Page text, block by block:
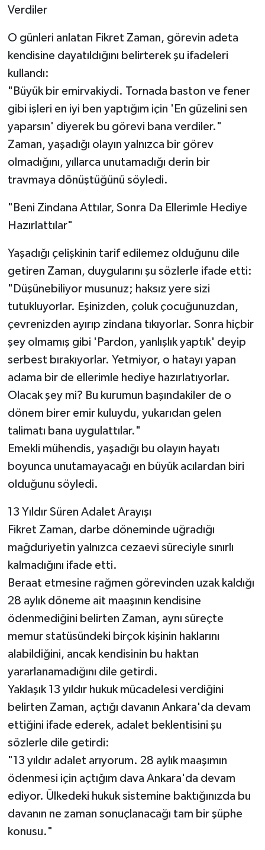
Verdiler
O günleri anlatan Fikret Zaman, görevin adeta
kendisine dayatıldığını belirterek şu ifadeleri
kullandı:
"Büyük bir emirvakiydi. Tornada baston ve fener
gibi işleri en iyi ben yaptığım için 'En güzelini sen
yaparsın' diyerek bu görevi bana verdiler."
Zaman, yaşadığı olayın yalnızca bir görev
olmadığını, yıllarca unutamadığı derin bir
travmaya dönüştüğünü söyledi.
"Beni Zindana Attılar, Sonra Da Ellerimle Hediye
Hazırlattılar"
Yaşadığı çelişkinin tarif edilemez olduğunu dile
getiren Zaman, duygularını şu sözlerle ifade etti:
"Düşünebiliyor musunuz; haksız yere sizi
tutukluyorlar. Eşinizden, çoluk çocuğunuzdan,
çevrenizden ayırıp zindana tıkıyorlar. Sonra hiçbir
şey olmamış gibi 'Pardon, yanlışlık yaptık' deyip
serbest bırakıyorlar. Yetmiyor, o hatayı yapan
adama bir de ellerimle hediye hazırlatıyorlar.
Olacak şey mi? Bu kurumun başındakiler de o
dönem birer emir kuluydu, yukarıdan gelen
talimatı bana uygulattılar."
Emekli mühendis, yaşadığı bu olayın hayatı
boyunca unutamayacağı en büyük acılardan biri
olduğunu söyledi.
13 Yıldır Süren Adalet Arayışı
Fikret Zaman, darbe döneminde uğradığı
mağduriyetin yalnızca cezaevi süreciyle sınırlı
kalmadığını ifade etti.
Beraat etmesine rağmen görevinden uzak kaldığı
28 aylık döneme ait maaşının kendisine
ödenmediğini belirten Zaman, aynı süreçte
memur statüsündeki birçok kişinin haklarını
alabildiğini, ancak kendisinin bu haktan
yararlanamadığını dile getirdi.
Yaklaşık 13 yıldır hukuk mücadelesi verdiğini
belirten Zaman, açtığı davanın Ankara'da devam
ettiğini ifade ederek, adalet beklentisini şu
sözlerle dile getirdi:
"13 yıldır adalet arıyorum. 28 aylık maaşımın
ödenmesi için açtığım dava Ankara'da devam
ediyor. Ülkedeki hukuk sistemine baktığınızda bu
davanın ne zaman sonuçlanacağı tam bir şüphe
konusu."